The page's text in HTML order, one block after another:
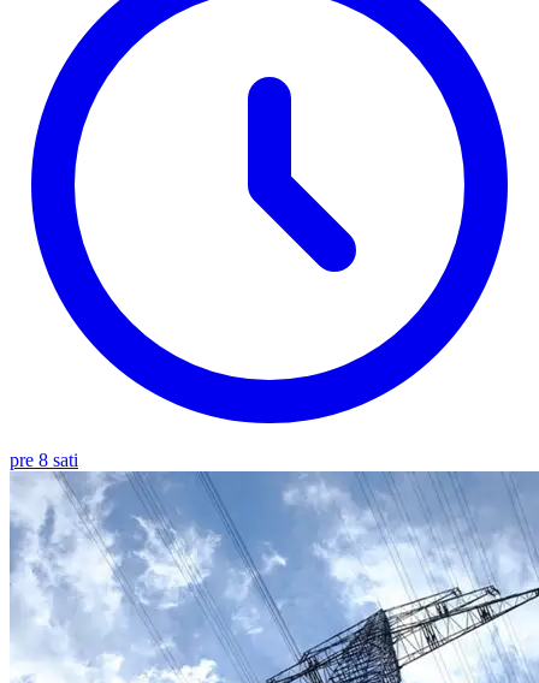
pre 8 sati